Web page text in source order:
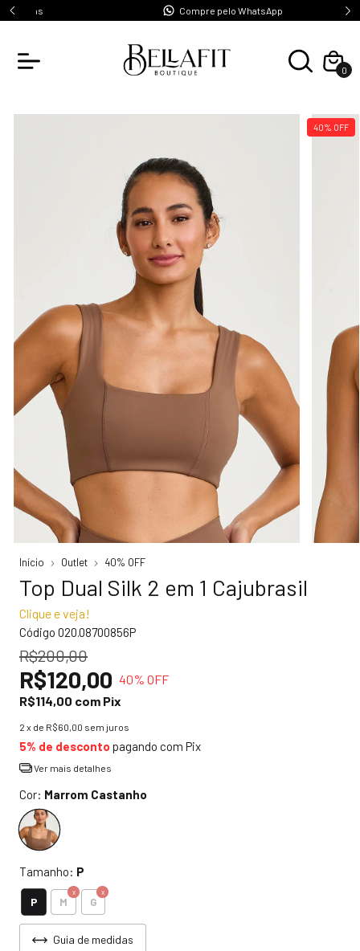
Compre pelo WhatsApp
0
40% OFF
Início Outlet 40% OFF
Top Dual Silk 2 em 1 Cajubrasil
Clique e veja!
Código 020.08700856P
R$200,00
R$120,00 40% OFF
R$114,00 com Pix
2 x de R$60,00 sem juros
5% de desconto pagando com Pix
Ver mais detalhes
Cor: Marrom Castanho
Tamanho: P
P M G
Guia de medidas